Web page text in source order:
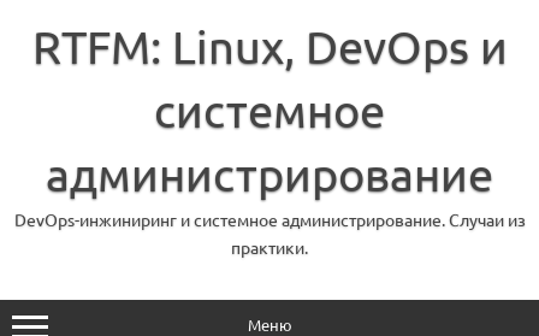
содержимому
RTFM: Linux, DevOps и
системное
администрирование
DevOps-инжиниринг и системное администрирование. Случаи из
практики.
Меню